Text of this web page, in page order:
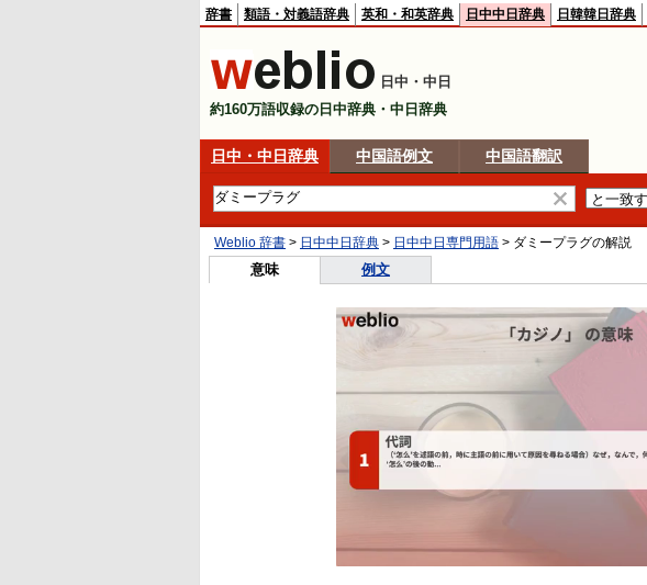
辞書 類語・対義語辞典 英和・和英辞典 日中中日辞典 日韓韓日辞典
日中・中日
約160万語収録の日中辞典・中日辞典
日中・中日辞典 中国語例文 中国語翻訳
Weblio 辞書 > 日中中日辞典 > 日中中日専門用語 > ダミープラグの解説
意味 例文